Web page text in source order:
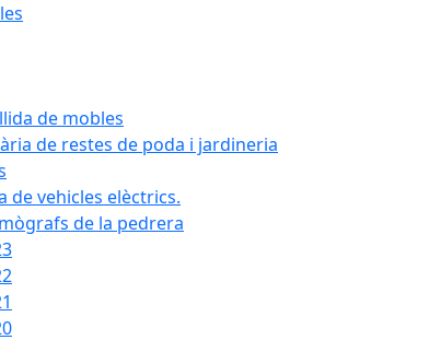
de mobles
de restes de poda i jardineria
de vehicles elèctrics.
de la pedrera